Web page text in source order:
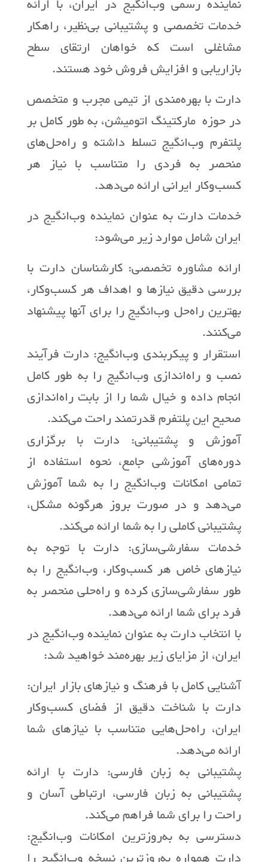
خدمات تخصصی و پشتیبانی بی‌نظیر، راهکار
مشاغلی است که خواهان ارتقای سطح
بازاریابی و افزایش فروش خود هستند.
دارت با بهره‌مندی از تیمی مجرب و متخصص
در حوزه مارکتینگ اتومیشن، به طور کامل بر
پلتفرم وب‌انگیج تسلط داشته و راه‌حل‌های
منحصر به فردی را متناسب با نیاز هر
کسب‌وکار ایرانی ارائه می‌دهد.
خدمات دارت به عنوان نماینده وب‌انگیج در
ایران شامل موارد زیر می‌شود:
ارائه مشاوره تخصصی: کارشناسان دارت با
بررسی دقیق نیازها و اهداف هر کسب‌وکار،
بهترین راه‌حل وب‌انگیج را برای آنها پیشنهاد
می‌کنند.
استقرار و پیکربندی وب‌انگیج: دارت فرآیند
نصب و راه‌اندازی وب‌انگیج را به طور کامل
انجام داده و خیال شما را از بابت راه‌اندازی
صحیح این پلتفرم قدرتمند راحت می‌کند.
آموزش و پشتیبانی: دارت با برگزاری
دوره‌های آموزشی جامع، نحوه استفاده از
تمامی امکانات وب‌انگیج را به شما آموزش
می‌دهد و در صورت بروز هرگونه مشکل،
پشتیبانی کاملی را به شما ارائه می‌کند.
خدمات سفارشی‌سازی: دارت با توجه به
نیازهای خاص هر کسب‌وکار، وب‌انگیج را به
طور سفارشی‌سازی کرده و راه‌حلی منحصر به
فرد برای شما ارائه می‌دهد.
با انتخاب دارت به عنوان نماینده وب‌انگیج در
ایران، از مزایای زیر بهره‌مند خواهید شد:
آشنایی کامل با فرهنگ و نیازهای بازار ایران:
دارت با شناخت دقیق از فضای کسب‌وکار
ایران، راه‌حل‌هایی متناسب با نیازهای شما
ارائه می‌دهد.
پشتیبانی به زبان فارسی: دارت با ارائه
پشتیبانی به زبان فارسی، ارتباطی آسان و
راحت را برای شما فراهم می‌کند.
دسترسی به به‌روزترین امکانات وب‌انگیج: